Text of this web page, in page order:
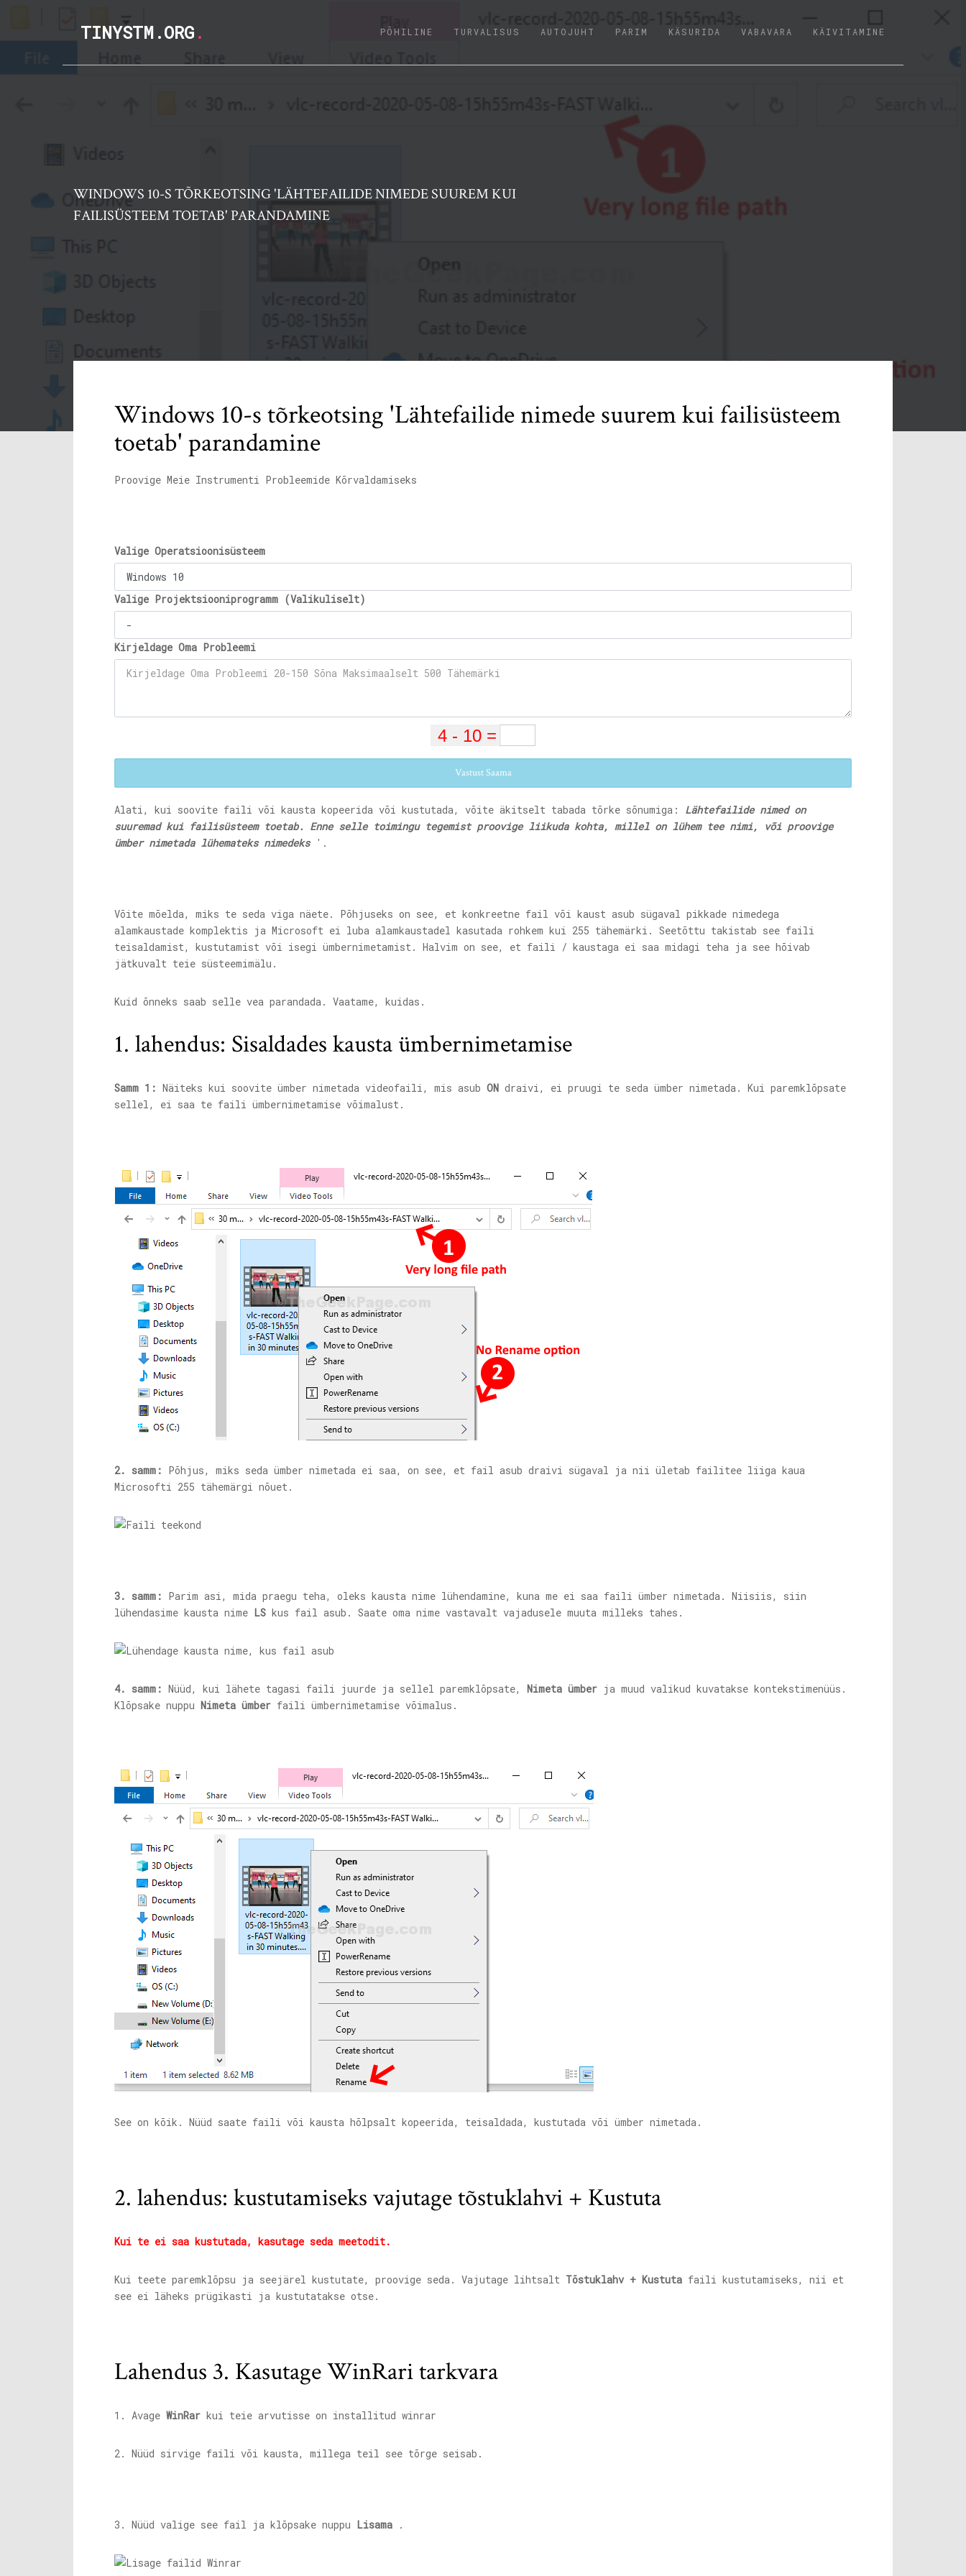
TINYSTM.ORG. PÕHILINE (CURRENT)
TURVALISUS AUTOJUHT PARIM KÄSURIDA VABAVARA KÄIVITAMINE
WINDOWS 10-S TÕRKEOTSING 'LÄHTEFAILIDE NIMEDE SUUREM KUI
FAILISÜSTEEM TOETAB' PARANDAMINE
Windows 10-s tõrkeotsing 'Lähtefailide nimede suurem kui failisüsteem
toetab' parandamine
Proovige Meie Instrumenti Probleemide Kõrvaldamiseks
Valige Operatsioonisüsteem
Valige Projektsiooniprogramm (Valikuliselt)
Kirjeldage Oma Probleemi
Vastust Saama
Alati, kui soovite faili või kausta kopeerida või kustutada, võite äkitselt tabada tõrke sõnumiga: Lähtefailide nimed on
suuremad kui failisüsteem toetab. Enne selle toimingu tegemist proovige liikuda kohta, millel on lühem tee nimi, või proovige
ümber nimetada lühemateks nimedeks '.
Võite mõelda, miks te seda viga näete. Põhjuseks on see, et konkreetne fail või kaust asub sügaval pikkade nimedega
alamkaustade komplektis ja Microsoft ei luba alamkaustadel kasutada rohkem kui 255 tähemärki. Seetõttu takistab see faili
teisaldamist, kustutamist või isegi ümbernimetamist. Halvim on see, et faili / kaustaga ei saa midagi teha ja see hõivab
jätkuvalt teie süsteemimälu.
Kuid õnneks saab selle vea parandada. Vaatame, kuidas.
1. lahendus: Sisaldades kausta ümbernimetamise
Samm 1: Näiteks kui soovite ümber nimetada videofaili, mis asub ON draivi, ei pruugi te seda ümber nimetada. Kui paremklõpsate
sellel, ei saa te faili ümbernimetamise võimalust.
2. samm: Põhjus, miks seda ümber nimetada ei saa, on see, et fail asub draivi sügaval ja nii ületab failitee liiga kaua
Microsofti 255 tähemärgi nõuet.
3. samm: Parim asi, mida praegu teha, oleks kausta nime lühendamine, kuna me ei saa faili ümber nimetada. Niisiis, siin
lühendasime kausta nime LS kus fail asub. Saate oma nime vastavalt vajadusele muuta milleks tahes.
4. samm: Nüüd, kui lähete tagasi faili juurde ja sellel paremklõpsate, Nimeta ümber ja muud valikud kuvatakse kontekstimenüüs.
Klõpsake nuppu Nimeta ümber faili ümbernimetamise võimalus.
See on kõik. Nüüd saate faili või kausta hõlpsalt kopeerida, teisaldada, kustutada või ümber nimetada.
2. lahendus: kustutamiseks vajutage tõstuklahvi + Kustuta
Kui te ei saa kustutada, kasutage seda meetodit.
Kui teete paremklõpsu ja seejärel kustutate, proovige seda. Vajutage lihtsalt Tõstuklahv + Kustuta faili kustutamiseks, nii et
see ei läheks prügikasti ja kustutatakse otse.
Lahendus 3. Kasutage WinRari tarkvara
1. Avage WinRar kui teie arvutisse on installitud winrar
2. Nüüd sirvige faili või kausta, millega teil see tõrge seisab.
3. Nüüd valige see fail ja klõpsake nuppu Lisama .